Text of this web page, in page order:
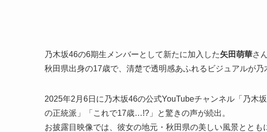
乃木坂46の6期生メンバーとして新たに加入した矢田萌華さ
秋田県出身の17歳で、清楚で透明感あふれるビジュアルが乃
2025年2月6日に乃木坂46の公式YouTubeチャンネル「乃木
の正統派」「これで17歳…!?」と驚きの声が続出。
お披露目映像では、彼女の地元・秋田県の美しい風景とと